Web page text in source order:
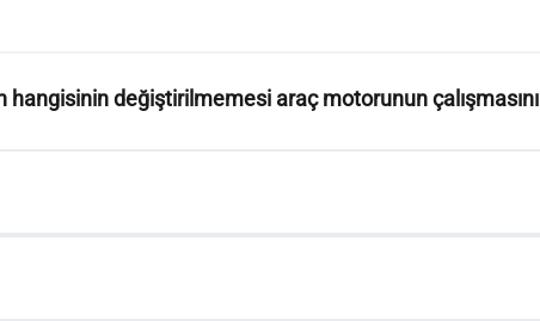
hangisinin değiştirilmemesi araç motorunun çalışmasını